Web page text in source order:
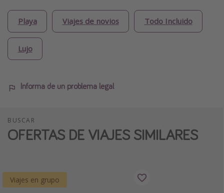
Playa Viajes de novios Todo Incluido
Lujo
Informa de un problema legal
BUSCAR
OFERTAS DE VIAJES SIMILARES
Viajes en grupo